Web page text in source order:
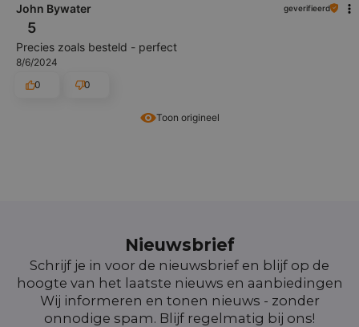
Toon origineel
John Bywater geverifieerd
5
Precies zoals besteld - perfect
8/6/2024
0
0
Nieuwsbrief
Schrijf je in voor de nieuwsbrief en blijf op de
hoogte van het laatste nieuws en aanbiedingen
Wij informeren en tonen nieuws - zonder
onnodige spam. Blijf regelmatig bij ons!